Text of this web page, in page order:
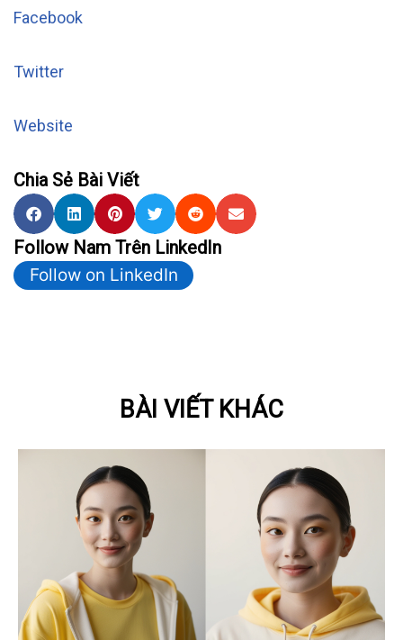
Facebook
Twitter
Website
Chia Sẻ Bài Viết
Follow Nam Trên LinkedIn
Follow on LinkedIn
BÀI VIẾT KHÁC